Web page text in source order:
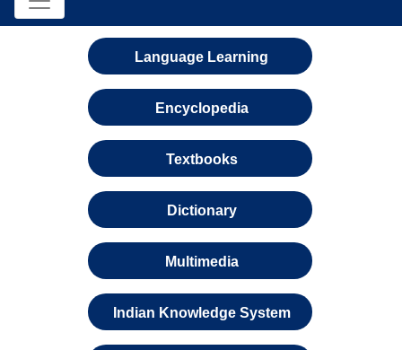
Language Learning
Encyclopedia
Textbooks
Dictionary
Multimedia
Indian Knowledge System